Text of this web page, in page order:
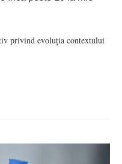
privind evoluția contextului